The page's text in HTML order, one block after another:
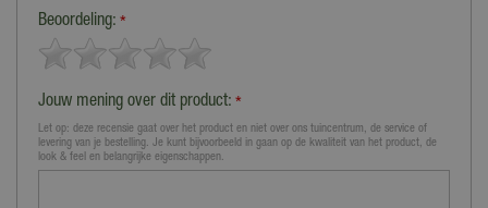
Beoordeling: *
Jouw mening over dit product: *
Let op: deze recensie gaat over het product en niet over ons tuincentrum, de service of
levering van je bestelling. Je kunt bijvoorbeeld in gaan op de kwaliteit van het product, de
look & feel en belangrijke eigenschappen.